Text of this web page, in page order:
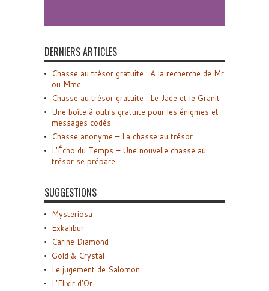
DERNIERS ARTICLES
Chasse au trésor gratuite : A la recherche de Mr
ou Mme
Chasse au trésor gratuite : Le Jade et le Granit
Une boîte à outils gratuite pour les énigmes et
messages codés
Chasse anonyme – La chasse au trésor
L’Écho du Temps – Une nouvelle chasse au
trésor se prépare
SUGGESTIONS
Mysteriosa
Exkalibur
Carine Diamond
Gold & Crystal
Le jugement de Salomon
L’Elixir d’Or